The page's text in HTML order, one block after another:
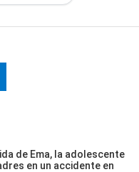
de Ema, la adolescente
en un accidente en